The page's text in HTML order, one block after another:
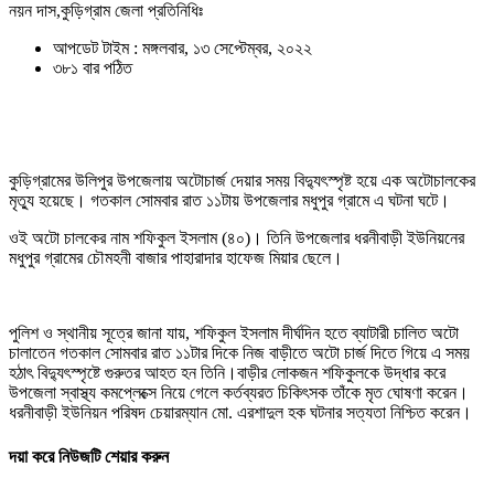
নয়ন দাস,কুড়িগ্রাম জেলা প্রতিনিধিঃ
আপডেট টাইম : মঙ্গলবার, ১৩ সেপ্টেম্বর, ২০২২
৩৮১ বার পঠিত
কুড়িগ্রামের উলিপুর উপজেলায় অটোচার্জ দেয়ার সময় বিদ্যুৎস্পৃষ্ট হয়ে এক অটোচালকের
মৃত্যু হয়েছে। গতকাল সোমবার রাত ১১টায় উপজেলার মধুপুর গ্রামে এ ঘটনা ঘটে।
ওই অটো চালকের নাম শফিকুল ইসলাম (৪০)। তিনি উপজেলার ধরনীবাড়ী ইউনিয়নের
মধুপুর গ্রামের চৌমহনী বাজার পাহারাদার হাফেজ মিয়ার ছেলে।
পুলিশ ও স্থানীয় সূত্রে জানা যায়, শফিকুল ইসলাম দীর্ঘদিন হতে ব্যাটারী চালিত অটো
চালাতেন গতকাল সোমবার রাত ১১টার দিকে নিজ বাড়ীতে অটো চার্জ দিতে গিয়ে এ সময়
হঠাৎ বিদ্যুৎস্পৃষ্টে গুরুতর আহত হন তিনি।বাড়ীর লোকজন শফিকুলকে উদ্ধার করে
উপজেলা স্বাস্থ্য কমপ্লেক্সে নিয়ে গেলে কর্তব্যরত চিকিৎসক তাঁকে মৃত ঘোষণা করেন।
ধরনীবাড়ী ইউনিয়ন পরিষদ চেয়ারম্যান মো. এরশাদুল হক ঘটনার সত্যতা নিশ্চিত করেন।
দয়া করে নিউজটি শেয়ার করুন